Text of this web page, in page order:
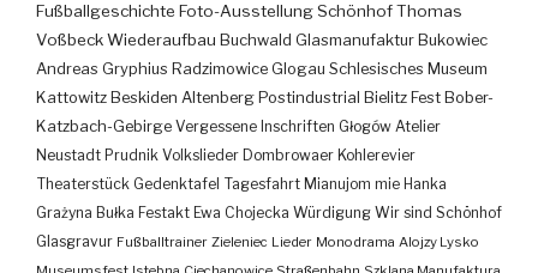
Fußballgeschichte Foto-AusstellungSchönhofThomas
VoßbeckWiederaufbau Buchwald Glasmanufaktur Bukowiec
Andreas Gryphius Radzimowice Glogau Schlesisches Museum
Kattowitz Beskiden Altenberg Postindustrial Bielitz Fest Bober-
Katzbach-Gebirge Vergessene Inschriften Głogów Atelier
Neustadt Prudnik Volkslieder Dombrowaer Kohlerevier
Theaterstück Gedenktafel Tagesfahrt Mianujom mie Hanka
Grażyna Bułka Festakt Ewa Chojecka Würdigung Wir sind Schönhof
Glasgravur Fußballtrainer Zieleniec Lieder Monodrama Alojzy Lysko